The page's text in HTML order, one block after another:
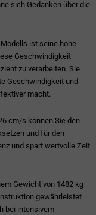
sich Gedanken über die
ist seine hohe
Geschwindigkeit
zu verarbeiten. Sie
Geschwindigkeit und
macht.
cm/s können Sie den
und für den
und spart wertvolle Zeit
Gewicht von 1482 kg
gewährleistet
bei intensivem